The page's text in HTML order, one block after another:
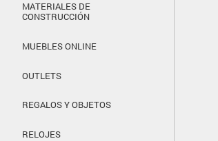
MATERIALES DE
CONSTRUCCIÓN
MUEBLES ONLINE
OUTLETS
REGALOS Y OBJETOS
RELOJES